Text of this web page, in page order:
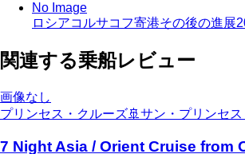
No Image
ロシアコルサコフ寄港その後の進展
関連する乗船レビュー
画像なし
プリンセス・クルーズ🚢 サン・プリンセス
7 Night Asia / Orient Cruise from